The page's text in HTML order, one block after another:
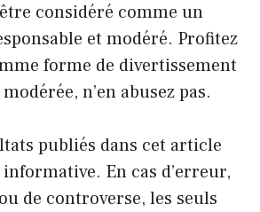
considéré comme un
et modéré. Profitez
forme de divertissement
n’en abusez pas.
publiés dans cet article
En cas d’erreur,
de controverse, les seuls